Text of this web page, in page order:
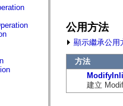
公用方法
顯示繼承公用
方法
建立